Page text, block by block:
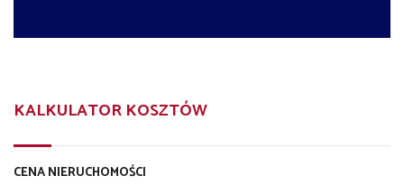
KALKULATOR KOSZTÓW
CENA NIERUCHOMOŚCI